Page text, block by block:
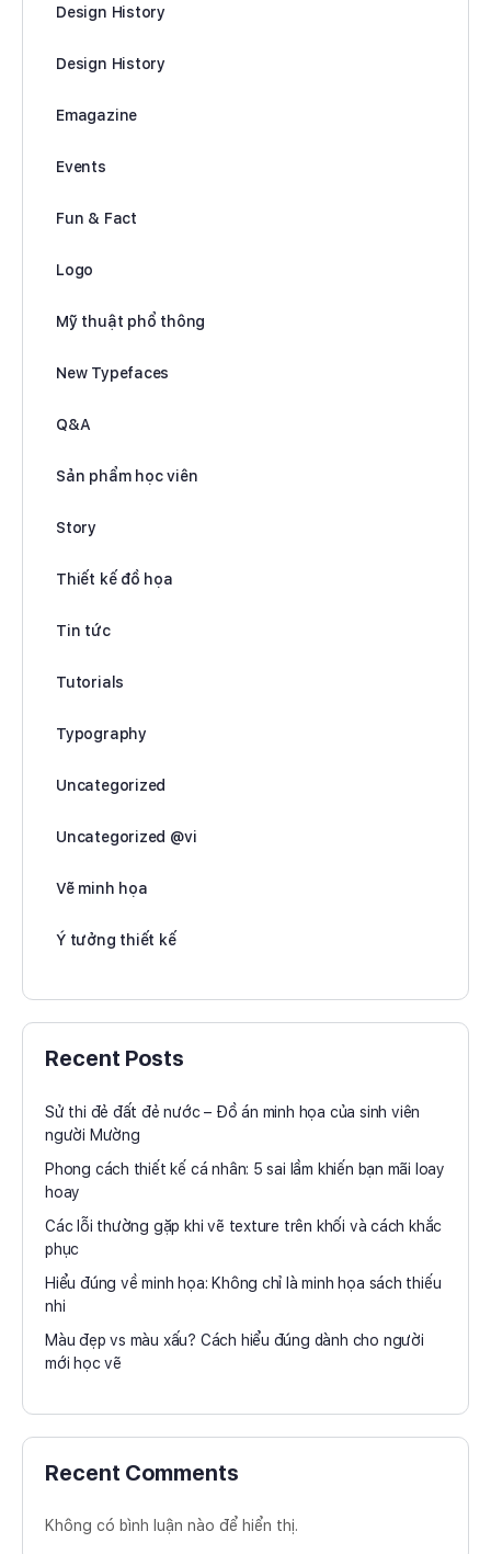
Design History
Design History
Emagazine
Events
Fun & Fact
Logo
Mỹ thuật phổ thông
New Typefaces
Q&A
Sản phẩm học viên
Story
Thiết kế đồ họa
Tin tức
Tutorials
Typography
Uncategorized
Uncategorized @vi
Vẽ minh họa
Ý tưởng thiết kế
Recent Posts
Sử thi đẻ đất đẻ nước – Đồ án minh họa của sinh viên
người Mường
Phong cách thiết kế cá nhân: 5 sai lầm khiến bạn mãi loay
hoay
Các lỗi thường gặp khi vẽ texture trên khối và cách khắc
phục
Hiểu đúng về minh họa: Không chỉ là minh họa sách thiếu
nhi
Màu đẹp vs màu xấu? Cách hiểu đúng dành cho người
mới học vẽ
Recent Comments
Không có bình luận nào để hiển thị.